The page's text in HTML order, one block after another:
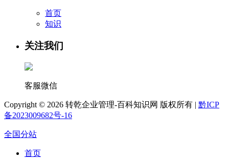
首页
知识
关注我们
客服微信
Copyright © 2026 转乾企业管理-百科知识网 版权所有 | 黔ICP
备2023009682号-16
全国分站
首页